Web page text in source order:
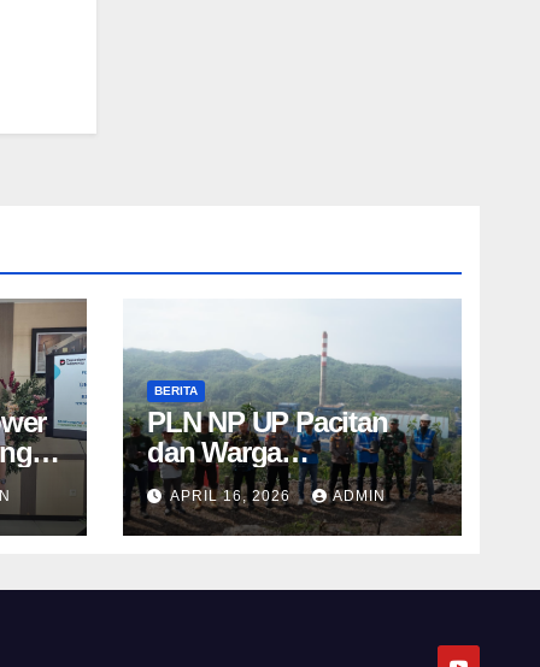
BERITA
PLN NP UP Pacitan
dan Warga
Kembangkan
Agrowisata Alpukat
Berbasis Lingkungan
APRIL 16, 2026 ADMIN